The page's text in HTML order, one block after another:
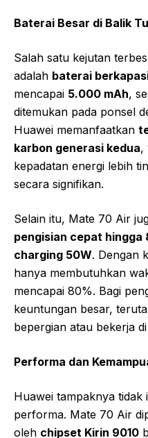
Baterai Besar di Balik
Salah satu kejutan
adalah baterai
mencapai 5.000 mAh,
ditemukan pada ponsel
Huawei memanfaatkan
karbon generasi kedua,
kepadatan energi lebih
secara signifikan.
Selain itu, Mate 70 Air
pengisian cepat hingga
charging 50W. Dengan
hanya membutuhkan
mencapai 80%. Bagi
keuntungan besar,
bepergian atau bekerja
Performa dan
Huawei tampaknya tidak
performa. Mate 70 Air
oleh chipset Kirin 9010